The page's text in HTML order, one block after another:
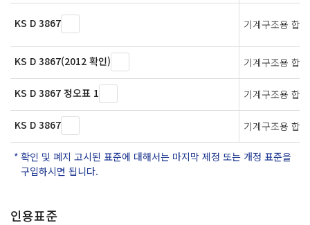
KS D 3867 기계구조용 합
KS D 3867(2012 확인) 기계구조용 합
KS D 3867 정오표 1 기계구조용 합
KS D 3867 기계구조용 합
확인 및 폐지 고시된 표준에 대해서는 마지막 제정 또는 개정 표준을
구입하시면 됩니다.
인용표준